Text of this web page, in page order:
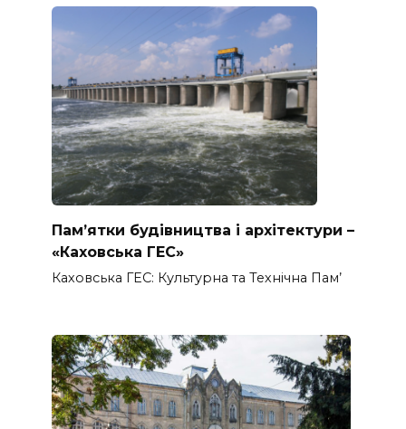
Пам’ятки будівництва і архітектури –
«Каховська ГЕС»
Каховська ГЕС: Культурна та Технічна Пам’